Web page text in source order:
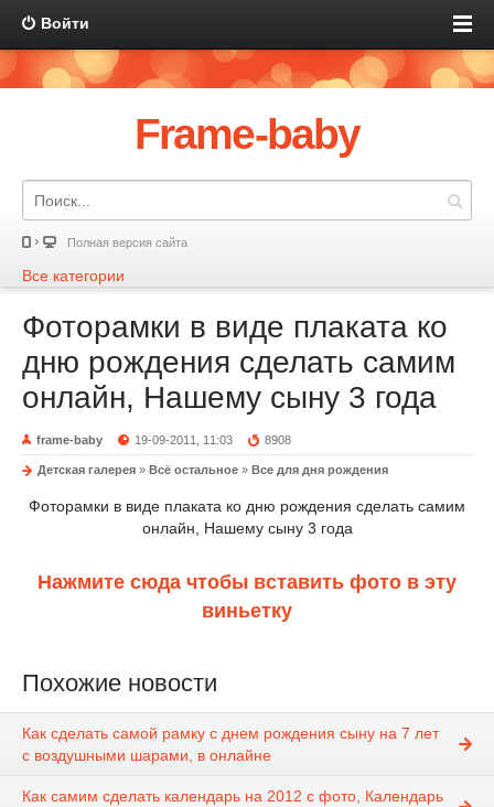
Войти
Frame-baby
Полная версия сайта
Все категории
Фоторамки в виде плаката ко
дню рождения сделать самим
онлайн, Нашему сыну 3 года
frame-baby 19-09-2011, 11:03 8908
Детская галерея » Всё остальное » Все для дня рождения
Фоторамки в виде плаката ко дню рождения сделать самим
онлайн, Нашему сыну 3 года
Нажмите сюда чтобы вставить фото в эту
виньетку
Похожие новости
Как сделать самой рамку с днем рождения сыну на 7 лет
с воздушными шарами, в онлайне
Как самим сделать календарь на 2012 с фото, Календарь